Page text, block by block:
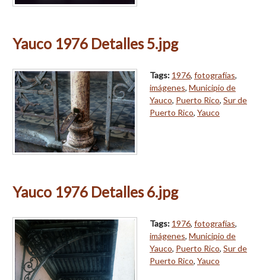
Yauco 1976 Detalles 5.jpg
Tags: 1976, fotografías,
imágenes, Municipio de
Yauco, Puerto Rico, Sur de
Puerto Rico, Yauco
Yauco 1976 Detalles 6.jpg
Tags: 1976, fotografías,
imágenes, Municipio de
Yauco, Puerto Rico, Sur de
Puerto Rico, Yauco